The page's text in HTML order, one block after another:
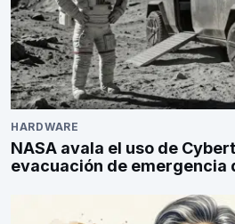
HARDWARE
NASA avala el uso de
evacuación de emergencia